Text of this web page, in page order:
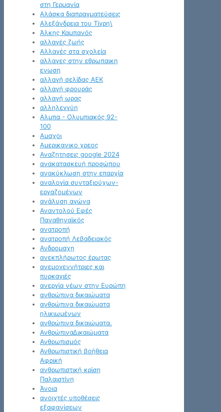
στη Γερμανία
Αλάσκα διαπραγματεύσεις
Αλεξάνδρεια του Τίγρη\
Άλκης Καμπανός
αλλαγές ζωής
Αλλαγές στα σχολεία
αλλαγες στην εθρωπαικη
ενωση
αλλαγή σελίδας ΑΕΚ
αλλαγή φρουράς
αλλαγή ωρας
αλληλεγγύη
Αλμπα - Ολυμπιακός 92-
100
Αμαχοι
Αμερικανικο χρεος
Αναζητησεις google 2024
ανακατασκευή προσώπου
ανακύκλωση στην επαρχία
αναλογία συνταξιούχων-
εργαζομένων
ανάλυση αγώνα
Αναντολού Εφές
Παναθηναϊκός
ανατροπή
ανατροπή Λεβαδειακός
Ανδρομαχη
ανεκπλήρωτος έρωτας
ανεμογεννήτριες και
πυρκαγιές
ανεργία νέων στην Ευρώπη
ανθρώπινα δικαιώματα
ανθρώπινα δικαιώματα
ηλικιωμένων
ανθρώπινα δικαιώματα.
ΑνθρώπιναΔικαιώματα
Ανθρωπισμός
Ανθρωπιστική βοήθεια
Αφρική
ανθρωπιστική κρίση
Παλαιστίνη
Άνοια
ανοιχτές υποθέσεις
εξαφανίσεων